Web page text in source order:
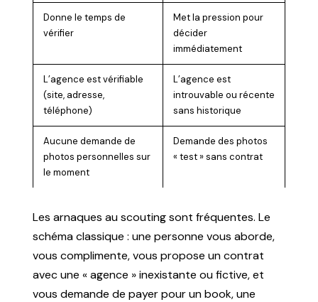
Donne le temps de
vérifier
Met la pression pour
décider
immédiatement
L’agence est vérifiable
(site, adresse,
téléphone)
L’agence est
introuvable ou récente
sans historique
Aucune demande de
photos personnelles sur
le moment
Demande des photos
« test » sans contrat
Les arnaques au scouting sont fréquentes. Le
schéma classique : une personne vous aborde,
vous complimente, vous propose un contrat
avec une « agence » inexistante ou fictive, et
vous demande de payer pour un book, une